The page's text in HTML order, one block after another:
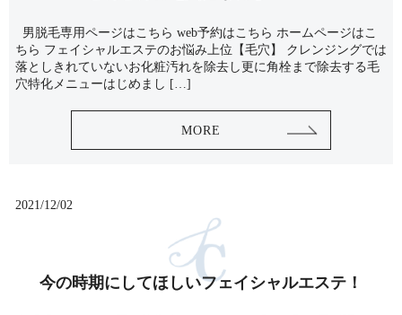
男脱毛専用ページはこちら web予約はこちら ホームページはこ
ちら フェイシャルエステのお悩み上位【毛穴】 クレンジングでは
落としきれていないお化粧汚れを除去し更に角栓まで除去する毛
穴特化メニューはじめまし […]
MORE
2021/12/02
今の時期にしてほしいフェイシャルエステ！